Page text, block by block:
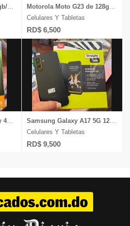
Tablet Amazon Fire 7 16gb/2gb ram pantalla de 7 ̈ 1 mes de garantia
Infinix Hot 10i de 128gb y 4gb ram Dual Sim Desbloqueado
Motorola Moto G23 de 128gb y 4gb ram carga 1Mes de Garantia
Celulares Y Tabletas
RD$ 6,500
Samsung Galaxy A17 5G 128gb/4gb ram camara 50mp graba 4k desbloqueado
Celulares Y Tabletas
RD$ 9,500